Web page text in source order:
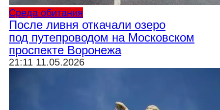
Среда обитания
После ливня откачали озеро
под путепроводом на Московском
проспекте Воронежа
21:11 11.05.2026